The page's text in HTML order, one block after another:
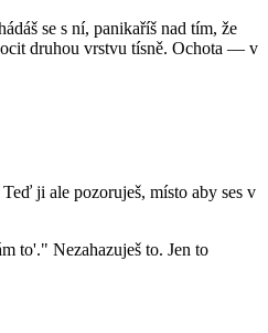
se s ní, panikaříš nad tím, že
druhou vrstvu tísně. Ochota — v
ji ale pozoruješ, místo aby ses v
to'." Nezahazuješ to. Jen to